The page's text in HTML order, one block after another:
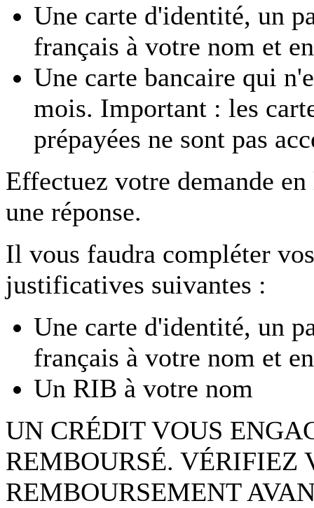
Une carte d'identité, un
français à votre nom et
Une carte bancaire qui
mois. Important : les
prépayées ne sont pas
Effectuez votre demande
une réponse.
Il vous faudra compléter
justificatives suivantes :
Une carte d'identité, un
français à votre nom et
Un RIB à votre nom
UN CRÉDIT VOUS
REMBOURSÉ. VÉRIFIEZ
REMBOURSEMENT